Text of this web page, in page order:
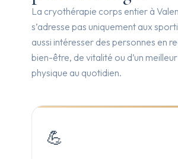
La cryothérapie corps entier à
s’adresse pas uniquement aux
aussi intéresser des personnes en
bien-être, de vitalité ou d’un
physique au quotidien.
💪